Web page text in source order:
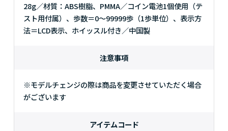
28g／材質：ABS樹脂、PMMA／コイン電池1個使用（テ
スト用付属）、歩数＝0～99999歩（1歩単位）、表示方
法＝LCD表示、ホイッスル付き／中国製
注意事項
※モデルチェンジの際は商品を変更させていただく場合
がございます
アイテムコード